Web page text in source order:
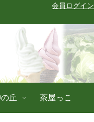
会員ログイン
丘 茶屋っこ